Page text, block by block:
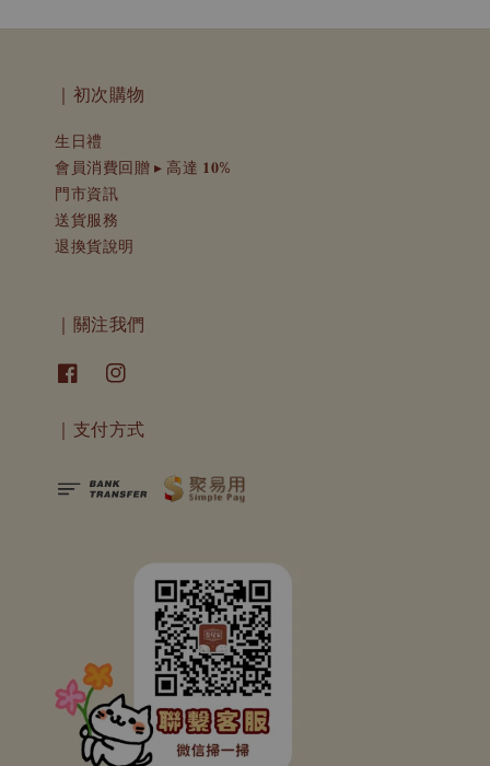
｜初次購物
生日禮
會員消費回贈 ▸ 高達 𝟏𝟎%
門市資訊
送貨服務
退換貨說明
｜關注我們
｜支付方式